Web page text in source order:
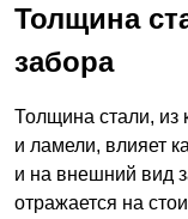
Толщина
забора
Толщина стали, из
и ламели, влияет
и на внешний вид
отражается на